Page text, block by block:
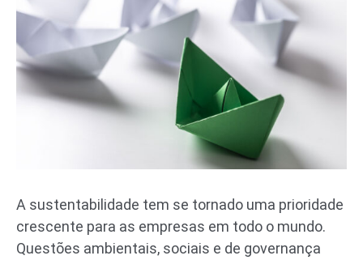
A sustentabilidade tem se tornado uma prioridade
crescente para as empresas em todo o mundo.
Questões ambientais, sociais e de governança